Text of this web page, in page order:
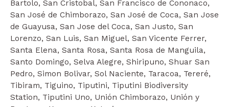
Bartolo, San Cristobal, San Francisco de Cononaco,
San José de Chimborazo, San José de Coca, San Jose
de Guayusa, San Jose del Coca, San Justo, San
Lorenzo, San Luis, San Miguel, San Vicente Ferrer,
Santa Elena, Santa Rosa, Santa Rosa de Manguila,
Santo Domingo, Selva Alegre, Shiripuno, Shuar San
Pedro, Simon Bolivar, Sol Naciente, Taracoa, Tereré,
Tibiram, Tiguino, Tiputini, Tiputini Biodiversity
Station, Tiputini Uno, Unión Chimborazo, Unión y